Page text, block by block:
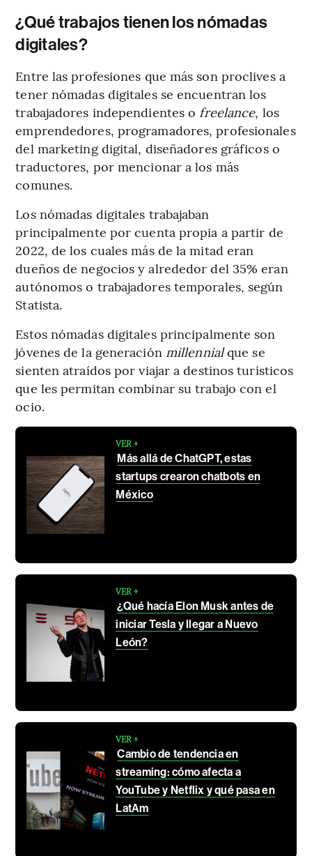
¿Qué trabajos tienen los nómadas
digitales?
Entre las profesiones que más son proclives a
tener nómadas digitales se encuentran los
trabajadores independientes o freelance, los
emprendedores, programadores, profesionales
del marketing digital, diseñadores gráficos o
traductores, por mencionar a los más
comunes.
Los nómadas digitales trabajaban
principalmente por cuenta propia a partir de
2022, de los cuales más de la mitad eran
dueños de negocios y alrededor del 35% eran
autónomos o trabajadores temporales, según
Statista.
Estos nómadas digitales principalmente son
jóvenes de la generación millennialque se
sienten atraídos por viajar a destinos turísticos
que les permitan combinar su trabajo con el
ocio.
VER +
Más allá de ChatGPT, estas
startups crearon chatbots en
México
VER +
¿Qué hacía Elon Musk antes de
iniciar Tesla y llegar a Nuevo
León?
VER +
Cambio de tendencia en
streaming: cómo afecta a
YouTube y Netflix y qué pasa en
LatAm